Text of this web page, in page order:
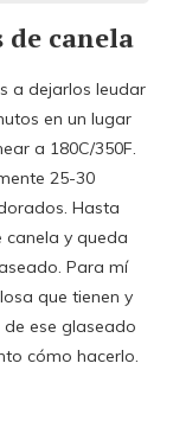
canela
a dejarlos leudar
en un lugar
a 180C/350F.
25-30
Hasta
y queda
Para mí
que tienen y
ese glaseado
cómo hacerlo.